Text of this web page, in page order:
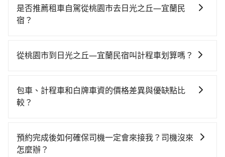
較貴、費時、轉車麻煩！從最早06:49一直到23:24，桃
園-南港一天最多有72班次高鐵可搭乘。假設從桃園市大
票並於月台排隊的時間約15分鐘，再乘坐27~34分鐘
車，搭上小黃後約花70分鐘、車費1,600元後，抵達日光
之丘—宜蘭民宿 (宜蘭縣員山鄉) 的目的地。全程加上轉
僅需花費約2,080元，費時1小時31分鐘。選擇搭乘高鐵
而不預約包車，不僅至少額外負擔120元車資，而且更會
是否推薦租車自駕從桃園市去日光之丘—宜蘭民
宿？
時不需要閉目養神（因為要自己開車），最重要的是你
$115~205承租小轎車，每公里再額外加收$3.2，從桃園
市（大園區）到日光之丘—宜蘭民宿的花費預估為
時40元路邊停車費用預估進去，但額外的汽車保險與可
能的罰單都需自付。再者，和運的iRent只提供最基本的
從桃園市到日光之丘—宜蘭民宿叫計程車划算嗎？
灣大車隊、Uber、Line Taxi、Yoxi等，如果在路邊攔不
到車，也可考慮打電話至附近的計程車隊，如大園多元
間，但如改預約tripool可省高達$1,200。但如果要考慮
到回程，宜蘭縣僅有合法計程車約750輛，數量約為桃園
包車、計程車和白牌車資的價格差異與優缺點比
較？
包車：優點是搭乘舒適可以根據自己的需求安排時間和
地點上車較客製化。此外，司機還會提供各種旅遊建議
預約完成後如何確保司機一定會來接我？司機沒來
怎麼辦？